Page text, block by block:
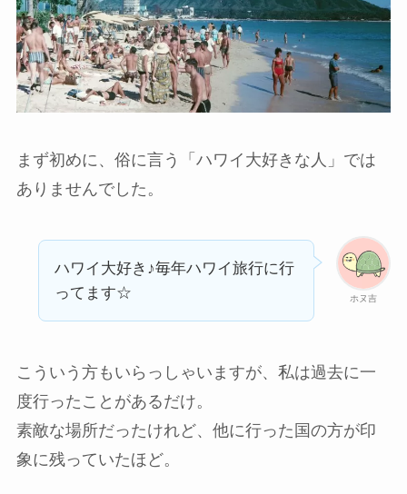
まず初めに、俗に言う
「ハワイ大好きな人」では
ありませんでした。
ホヌ吉
ハワイ大好き♪毎年ハワイ旅行に行
ってます☆
こういう方もいらっしゃいますが、私は過去に一
度行ったことがあるだけ。
素敵な場所だったけれど、他に行った国の方が印
象に残っていたほど。